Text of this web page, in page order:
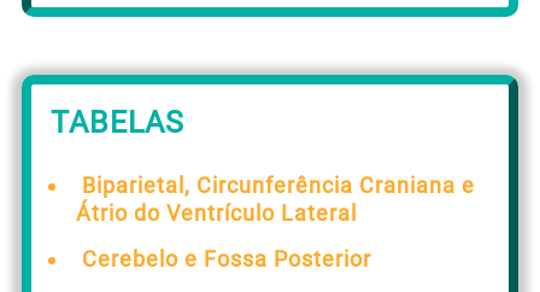
TABELAS
Biparietal, Circunferência Craniana e
Átrio do Ventrículo Lateral
Cerebelo e Fossa Posterior